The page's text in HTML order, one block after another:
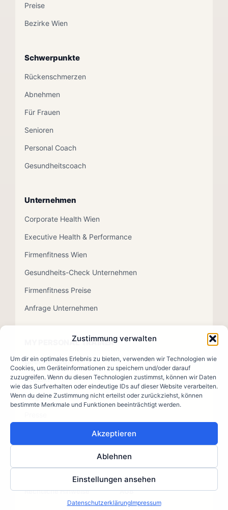
Zustimmung verwalten
Um dir ein optimales Erlebnis zu bieten, verwenden wir Technologien wie
Cookies, um Geräteinformationen zu speichern und/oder darauf
zuzugreifen. Wenn du diesen Technologien zustimmst, können wir Daten
wie das Surfverhalten oder eindeutige IDs auf dieser Website verarbeiten.
Wenn du deine Zustimmung nicht erteilst oder zurückziehst, können
bestimmte Merkmale und Funktionen beeinträchtigt werden.
Akzeptieren
Ablehnen
Einstellungen ansehen
DatenschutzerklärungImpressum
Preise
Bezirke Wien
Schwerpunkte
Rückenschmerzen
Abnehmen
Für Frauen
Senioren
Personal Coach
Gesundheitscoach
Unternehmen
Corporate Health Wien
Executive Health & Performance
Firmenfitness Wien
Gesundheits-Check Unternehmen
Firmenfitness Preise
Anfrage Unternehmen
MY PERSONAL TRAINER
Über Alfredo
Kontakt
Blog
© 2026 MY PERSONAL TRAINER · Mag. Alfredo Scarlata
Datenschutz
Rechtliche Hinweise
AGB